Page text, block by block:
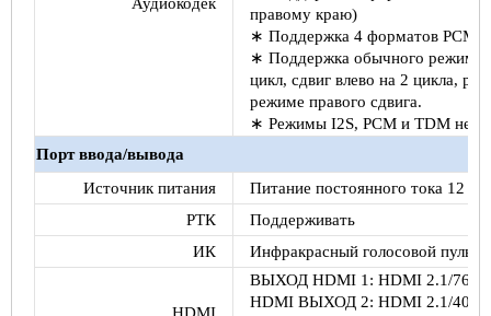
правому краю)
∗ Поддержка 4 форматов PCM
∗ Поддержка обычного режима
цикл, сдвиг влево на 2 цикла,
режиме правого сдвига.
∗ Режимы I2S, PCM и TDM
Порт ввода/вывода
Источник питания
Питание постоянного тока 12
РТК
Поддерживать
ИК
Инфракрасный голосовой пульт
ВЫХОД HDMI 1: HDMI 2.1/
HDMI ВЫХОД 2: HDMI 2.1/